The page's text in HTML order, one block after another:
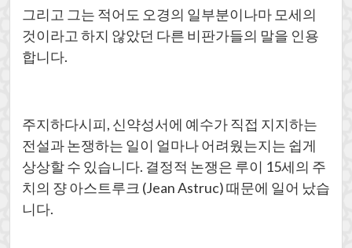
그리고 그는 적어도 오경의 일부분이나마 모세의
것이라고 하지 않았던 다른 비판가들의 말을 인용
합니다.
주지하다시피, 신약성서에 예수가 직접 지지하는
전설과 논쟁하는 일이 얼마나 어려웠는지는 쉽게
상상할 수 있습니다. 결정적 논쟁은 루이 15세의 주
치의 쟝 아스트루크 (Jean Astruc) 때문에 일어 났습
니다.